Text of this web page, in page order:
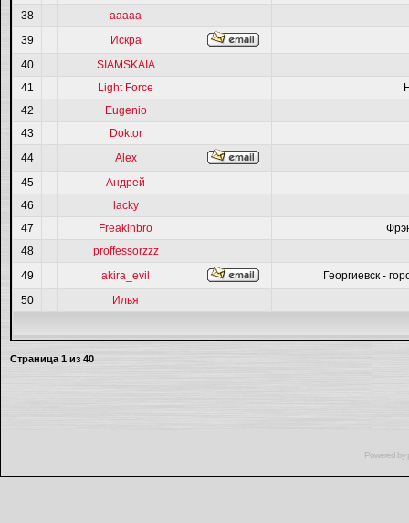
38
ааааа
39
Искра
40
SIAMSKAIA
41
Light Force
42
Eugenio
43
Doktor
44
Alex
45
Андрей
46
lacky
47
Freakinbro
48
proffessorzzz
49
akira_evil
Георгиевск -
50
Илья
Страница 1 из 40
Powered by